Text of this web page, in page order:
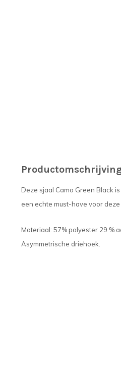
Deze sjaal Camo Green Black
een echte must-have voor
Materiaal: 57% polyester 29 %
Asymmetrische driehoek.